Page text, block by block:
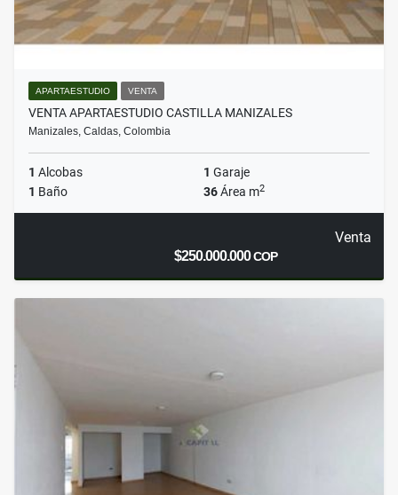
APARTAESTUDIO VENTA
VENTA APARTAESTUDIO CASTILLA MANIZALES
Manizales, Caldas, Colombia
1 Alcobas 1 Garaje
1 Baño 36Área m2
Venta
$250.000.000COP